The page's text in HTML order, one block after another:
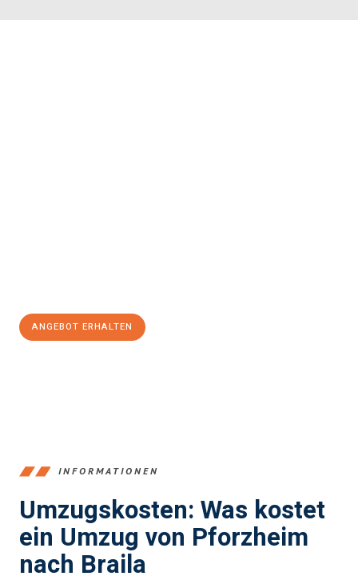
ANGEBOT ERHALTEN
INFORMATIONEN
Umzugskosten: Was kostet
ein Umzug von Pforzheim
nach Braila